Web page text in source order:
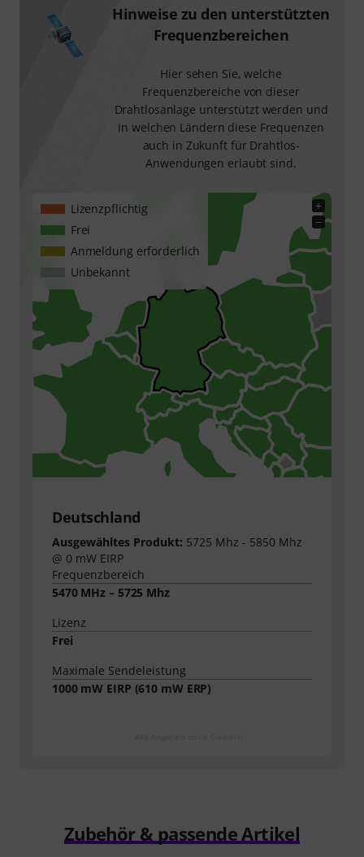
Hinweise zu den unterstützten
Frequenzbereichen
Hier sehen Sie, welche
Frequenzbereiche von dieser
Drahtlosanlage unterstützt werden und
in welchen Ländern diese Frequenzen
auch in Zukunft für Drahtlos-
Anwendungen erlaubt sind.
+
−
Lizenzpflichtig
Frei
Anmeldung erforderlich
Unbekannt
Deutschland
Ausgewähltes Produkt: 5725 Mhz - 5850 Mhz
@ 0 mW EIRP
Frequenzbereich
5470 MHz – 5725 Mhz
Lizenz
Frei
Maximale Sendeleistung
1000mW EIRP (610 mW ERP)
Zubehör & passende Artikel